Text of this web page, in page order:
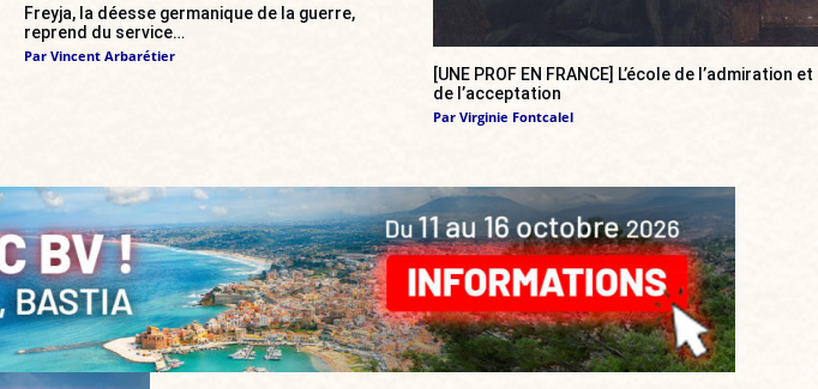
Freyja, la déesse germanique de la guerre,
reprend du service…
Par Vincent Arbarétier
[UNE PROF EN FRANCE] L’école de l’admiration et
de l’acceptation
Par Virginie Fontcalel